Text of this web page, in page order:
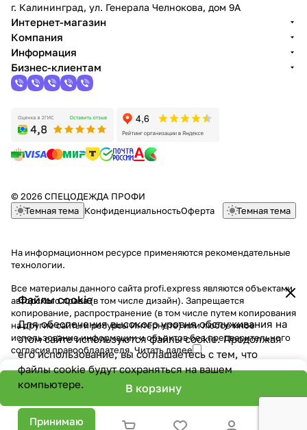
В корзину
Файлы cookie
Для обеспечения высокого уровня обслуживания на
этом сайте используются файлы cookie. Продолжая
его использование, вы соглашаетесь с тем, что
файлы cookie будут сохраняться на вашем
компьютере.
Принимаю
г. Калининград, ул. Генерала Челнокова, дом 9A
Интернет-магазин
Компания
Информация
Бизнес-клиентам
© 2026 СПЕЦОДЕЖДА ПРОФИ
Темная тема КонфиденциальностьОферта Темная тема
На информационном ресурсе применяются рекомендательные
технологии.
Все материалы данного сайта profi.express являются объектами
авторского права (в том числе дизайн). Запрещается
копирование, распространение (в том числе путем копирования
на другие сайты и ресурсы Интернете) или любое иное
использование информации и объектов без предварительного
согласия правообладателя. Читать далее